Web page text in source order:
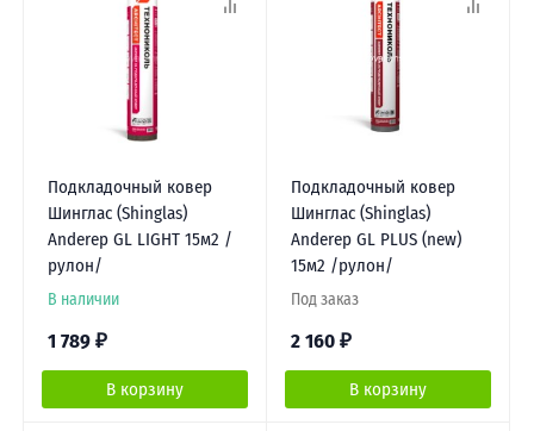
Подкладочный ковер
Шинглас (Shinglas)
Anderep GL LIGHT 15м2 /
рулон/
В наличии
1 789 ₽
В корзину
Подкладочный ковер
Шинглас (Shinglas)
Anderep GL PLUS (new)
15м2 /рулон/
Под заказ
2 160 ₽
В корзину